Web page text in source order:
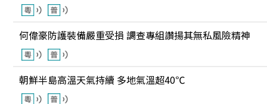
何偉豪防護裝備嚴重受損 調查專組讚揚其無私風險精神
朝鮮半島高溫天氣持續 多地氣溫超40℃